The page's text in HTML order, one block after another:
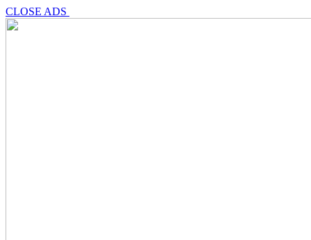
CLOSE ADS